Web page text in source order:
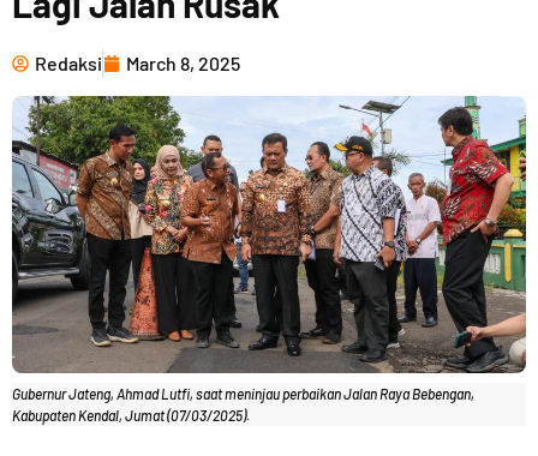
Redaksi March 8, 2025
Gubernur Jateng, Ahmad Lutfi, saat meninjau perbaikan Jalan Raya Bebengan,
Kabupaten Kendal, Jumat (07/03/2025).